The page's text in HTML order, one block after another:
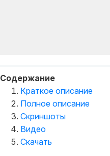
Содержание
Краткое описание
Полное описание
Скриншоты
Видео
Скачать